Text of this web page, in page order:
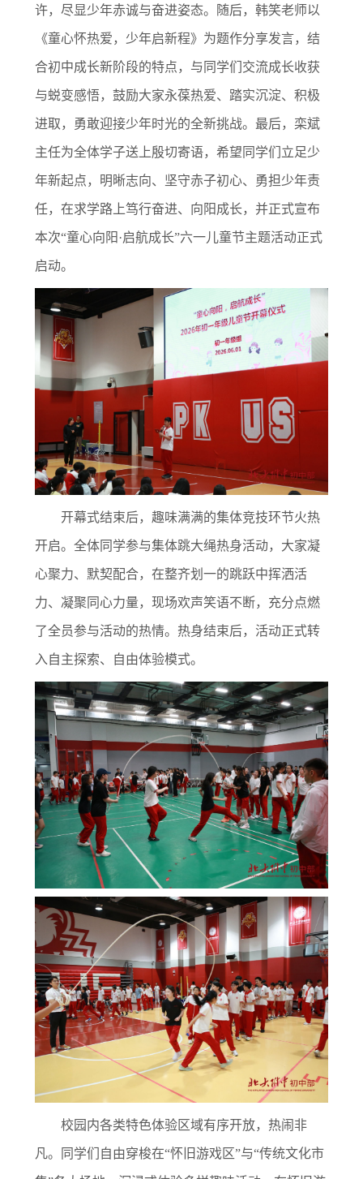
许，尽显少年赤诚与奋进姿态。随后，韩笑老师以
《童心怀热爱，少年启新程》为题作分享发言，结
合初中成长新阶段的特点，与同学们交流成长收获
与蜕变感悟，鼓励大家永葆热爱、踏实沉淀、积极
进取，勇敢迎接少年时光的全新挑战。最后，栾斌
主任为全体学子送上殷切寄语，希望同学们立足少
年新起点，明晰志向、坚守赤子初心、勇担少年责
任，在求学路上笃行奋进、向阳成长，并正式宣布
本次“童心向阳·启航成长”六一儿童节主题活动正式
启动。
开幕式结束后，趣味满满的集体竞技环节火热
开启。全体同学参与集体跳大绳热身活动，大家凝
心聚力、默契配合，在整齐划一的跳跃中挥洒活
力、凝聚同心力量，现场欢声笑语不断，充分点燃
了全员参与活动的热情。热身结束后，活动正式转
入自主探索、自由体验模式。
校园内各类特色体验区域有序开放，热闹非
凡。同学们自由穿梭在“怀旧游戏区”与“传统文化市